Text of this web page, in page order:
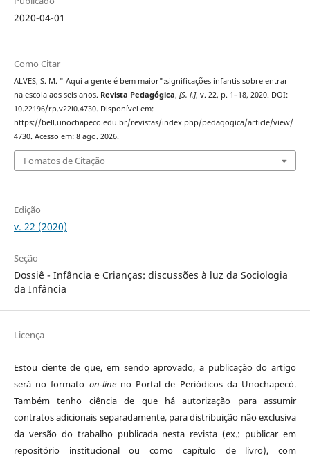
2020-04-01
Como Citar
ALVES, S. M. " Aqui a gente é bem maior":significações infantis sobre entrar
na escola aos seis anos. Revista Pedagógica, [S. l.], v. 22, p. 1–18, 2020. DOI:
10.22196/rp.v22i0.4730. Disponível em:
https://bell.unochapeco.edu.br/revistas/index.php/pedagogica/article/view/
4730. Acesso em: 8 ago. 2026.
Fomatos de Citação
Edição
v. 22 (2020)
Seção
Dossiê - Infância e Crianças: discussões à luz da Sociologia
da Infância
Licença
Estou ciente de que, em sendo aprovado, a publicação do artigo
será no formato on-lineno Portal de Periódicos da Unochapecó.
Também tenho ciência de que há autorização para assumir
contratos adicionais separadamente, para distribuição não exclusiva
da versão do trabalho publicada nesta revista (ex.: publicar em
repositório institucional ou como capítulo de livro), com